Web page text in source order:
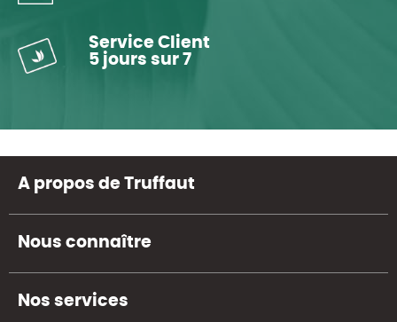
Service Client
5 jours sur 7
A propos de Truffaut
Nous connaître
Nos services